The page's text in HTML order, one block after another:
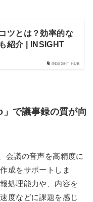
INSIGHT HUB
ツとは？効率的な
紹介 | INSIGHT
で議事録の質が向
会議の音声を高精度に
成をサポートしま
処理能力や、内容を
度などに課題を感じ